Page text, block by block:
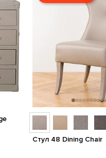
Стул 48 Dining Chair